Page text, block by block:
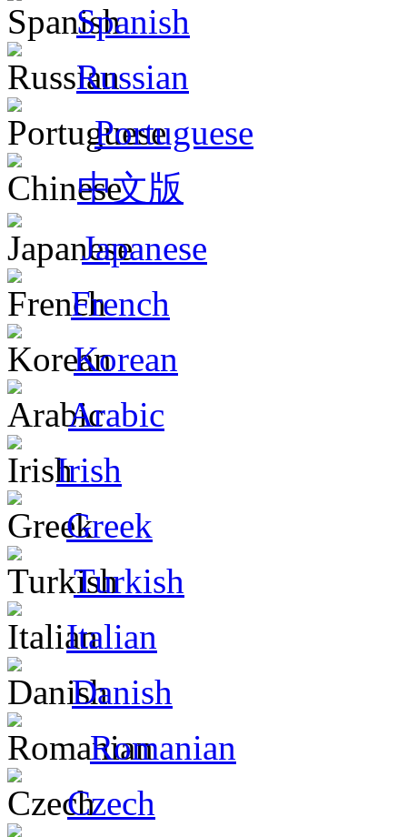
Spanish
Russian
Portuguese
中文版
Japanese
French
Korean
Arabic
Irish
Greek
Turkish
Italian
Danish
Romanian
Czech